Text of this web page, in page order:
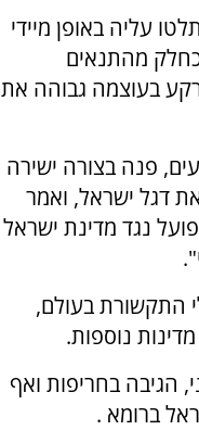
עליה באופן מיידי
מהתנאים
בעוצמה גבוהה את
פנה בצורה ישירה
דגל ישראל, ואמר
נגד מדינת ישראל
התקשורת בעולם,
נוספות.
הגיבה בחריפות ואף
ברומא .